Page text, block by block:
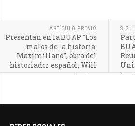
ARTÍCULO PREVIO
Presentan en la BUAP “Los
malos de la historia:
Maximiliano”, obra del
historiador español, Will
Fowler